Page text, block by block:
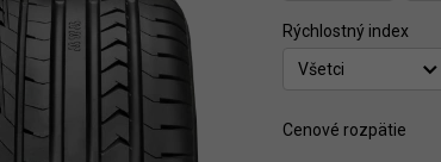
Rýchlostný index
Všetci
Cenové rozpätie